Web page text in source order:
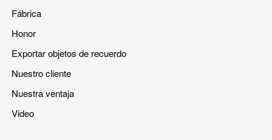
Fábrica
Honor
Exportar objetos de recuerdo
Nuestro cliente
Nuestra ventaja
Video